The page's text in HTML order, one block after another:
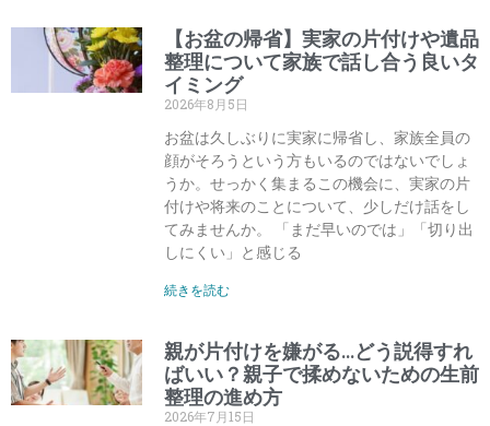
【お盆の帰省】実家の片付けや遺品
整理について家族で話し合う良いタ
イミング
2026年8月5日
お盆は久しぶりに実家に帰省し、家族全員の
顔がそろうという方もいるのではないでしょ
うか。せっかく集まるこの機会に、実家の片
付けや将来のことについて、少しだけ話をし
てみませんか。 「まだ早いのでは」「切り出
しにくい」と感じる
続きを読む
親が片付けを嫌がる…どう説得すれ
ばいい？親子で揉めないための生前
整理の進め方
2026年7月15日